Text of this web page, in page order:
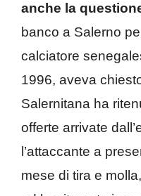
anche la
banco a Salerno
calciatore
1996, aveva
Salernitana ha
offerte arrivate
l’attaccante a
mese di tira e